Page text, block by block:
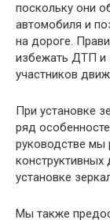
поскольку они
автомобиля и
на дороге.
избежать ДТП и
участников
При установке
ряд
руководстве мы
конструктивных
установке
Мы также